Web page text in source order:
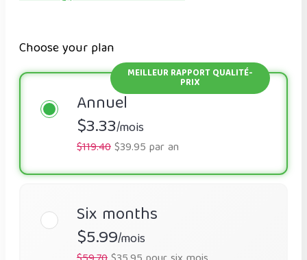
Choose your plan
Annuel
$3.33/mois
$119.40$39.95 par an
Six months
$5.99/mois